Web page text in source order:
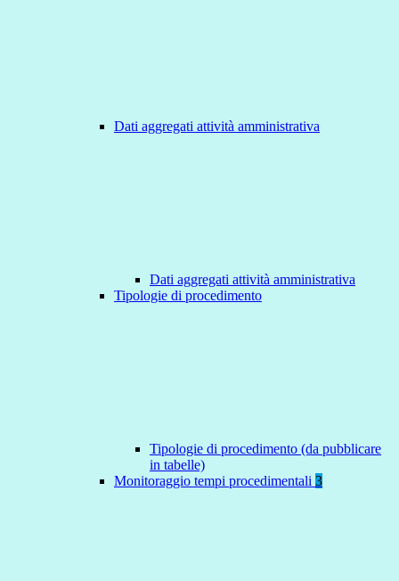
Dati aggregati attività amministrativa
Dati aggregati attività amministrativa
Tipologie di procedimento
Tipologie di procedimento (da pubblicare
in tabelle)
Monitoraggio tempi procedimentali 3